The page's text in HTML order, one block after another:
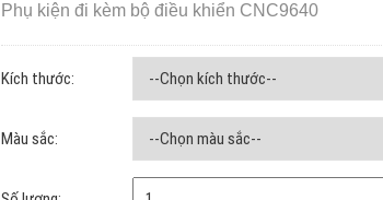
Phụ kiện đi kèm bộ điều khiển CNC9640
Kích thước:
Màu sắc: